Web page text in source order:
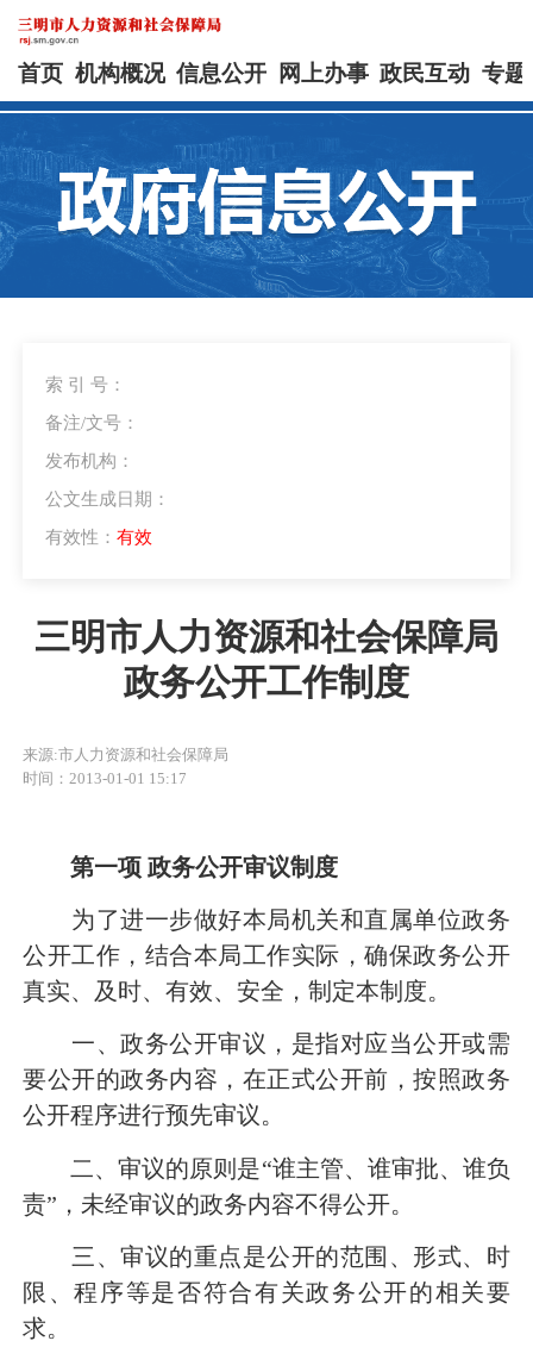
首页 机构概况 信息公开 网上办事 政民互动 专题
索 引 号：
备注/文号：
发布机构：
公文生成日期：
有效性： 有效
三明市人力资源和社会保障局
政务公开工作制度
来源:市人力资源和社会保障局
时间：2013-01-01 15:17
第一项 政务公开审议制度
为了进一步做好本局机关和直属单位政务
公开工作，结合本局工作实际，确保政务公开
真实、及时、有效、安全，制定本制度。
一、政务公开审议，是指对应当公开或需
要公开的政务内容，在正式公开前，按照政务
公开程序进行预先审议。
二、审议的原则是“谁主管、谁审批、谁负
责”，未经审议的政务内容不得公开。
三、审议的重点是公开的范围、形式、时
限、程序等是否符合有关政务公开的相关要
求。